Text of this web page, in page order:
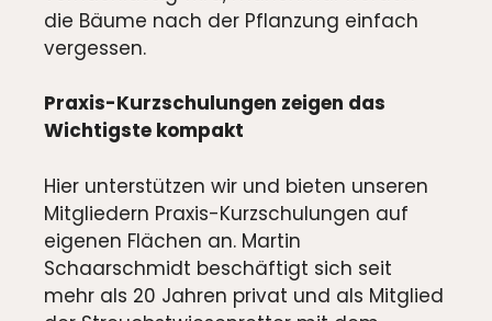
die Bäume nach der Pflanzung einfach
vergessen.
Praxis-Kurzschulungen zeigen das
Wichtigste kompakt
Hier unterstützen wir und bieten unseren
Mitgliedern Praxis-Kurzschulungen auf
eigenen Flächen an. Martin
Schaarschmidt beschäftigt sich seit
mehr als 20 Jahren privat und als Mitglied